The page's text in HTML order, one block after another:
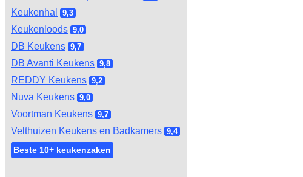
Keukenhal 9,3
Keukenloods 9,0
DB Keukens 9,7
DB Avanti Keukens 9,8
REDDY Keukens 9,2
Nuva Keukens 9,0
Voortman Keukens 9,7
Velthuizen Keukens en Badkamers 9,4
Beste 10+ keukenzaken